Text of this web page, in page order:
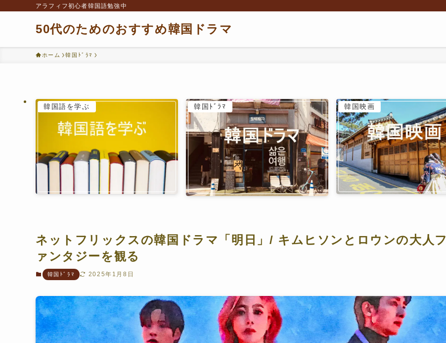
アラフィフ初心者韓国語勉強中
50代のためのおすすめ韓国ドラマ
ホーム 韓国ﾄﾞﾗﾏ
韓国語を学ぶ 韓国ﾄﾞﾗﾏ 韓国映画
ネットフリックスの韓国ドラマ「明日」/ キムヒソンとロウンの大人フ
ァンタジーを観る
韓国ﾄﾞﾗﾏ 2025年1月8日